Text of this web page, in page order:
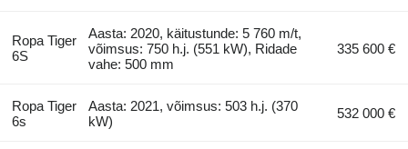
Ropa Tiger
6S
Aasta: 2020, käitustunde: 5 760 m/t,
võimsus: 750 h.j. (551 kW), Ridade
vahe: 500 mm
335 600 €
Ropa Tiger
6s
Aasta: 2021, võimsus: 503 h.j. (370
kW)
532 000 €